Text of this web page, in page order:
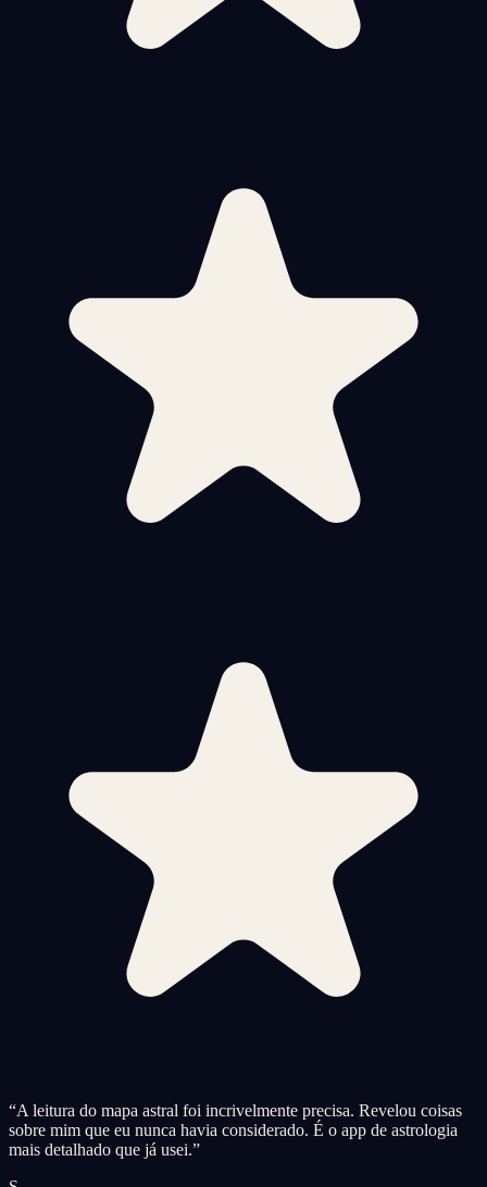
“A leitura do mapa astral foi incrivelmente precisa. Revelou coisas
sobre mim que eu nunca havia considerado. É o app de astrologia
mais detalhado que já usei.”